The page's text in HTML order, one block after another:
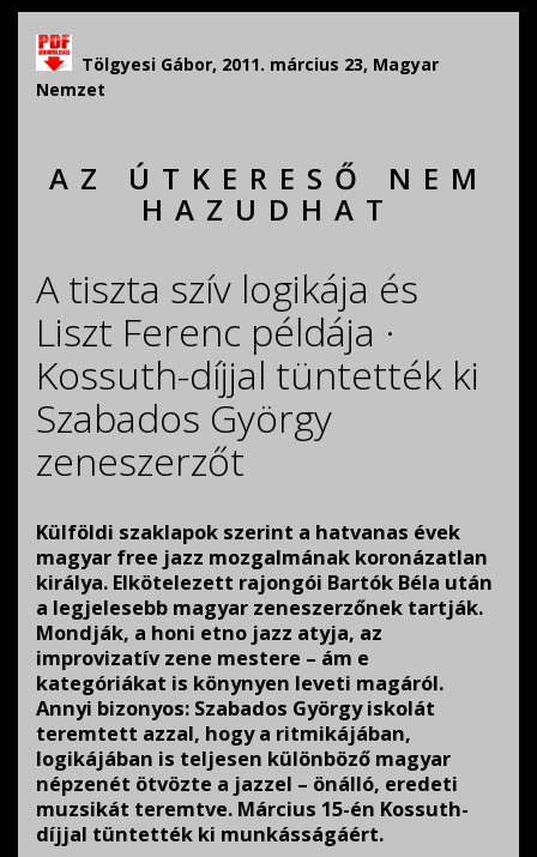
Tölgyesi Gábor, 2011. március 23, Magyar
Nemzet
AZ ÚTKERESŐ NEM
HAZUDHAT
A tiszta szív logikája és
Liszt Ferenc példája ·
Kossuth-díjjal tüntették ki
Szabados György
zeneszerzőt
Külföldi szaklapok szerint a hatvanas évek
magyar free jazz mozgalmának koronázatlan
királya. Elkötelezett rajongói Bartók Béla után
a legjelesebb magyar zeneszerzőnek tartják.
Mondják, a honi etno jazz atyja, az
improvizatív zene mestere – ám e
kategóriákat is könynyen leveti magáról.
Annyi bizonyos: Szabados György iskolát
teremtett azzal, hogy a ritmikájában,
logikájában is teljesen különböző magyar
népzenét ötvözte a jazzel – önálló, eredeti
muzsikát teremtve. Március 15-én Kossuth-
díjjal tüntették ki munkásságáért.